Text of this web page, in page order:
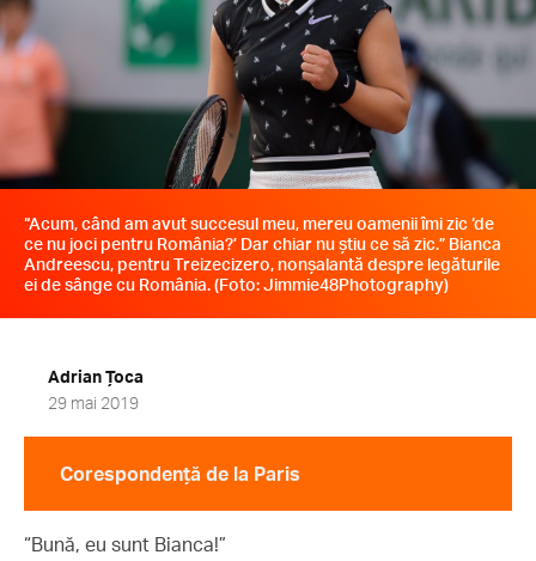
“Acum, când am avut succesul meu, mereu oamenii îmi zic ‘de
ce nu joci pentru România?’ Dar chiar nu știu ce să zic.” Bianca
Andreescu, pentru Treizecizero, nonșalantă despre legăturile
ei de sânge cu România. (Foto: Jimmie48Photography)
Adrian Țoca
29 mai 2019
Corespondență de la Paris
“Bună, eu sunt Bianca!”